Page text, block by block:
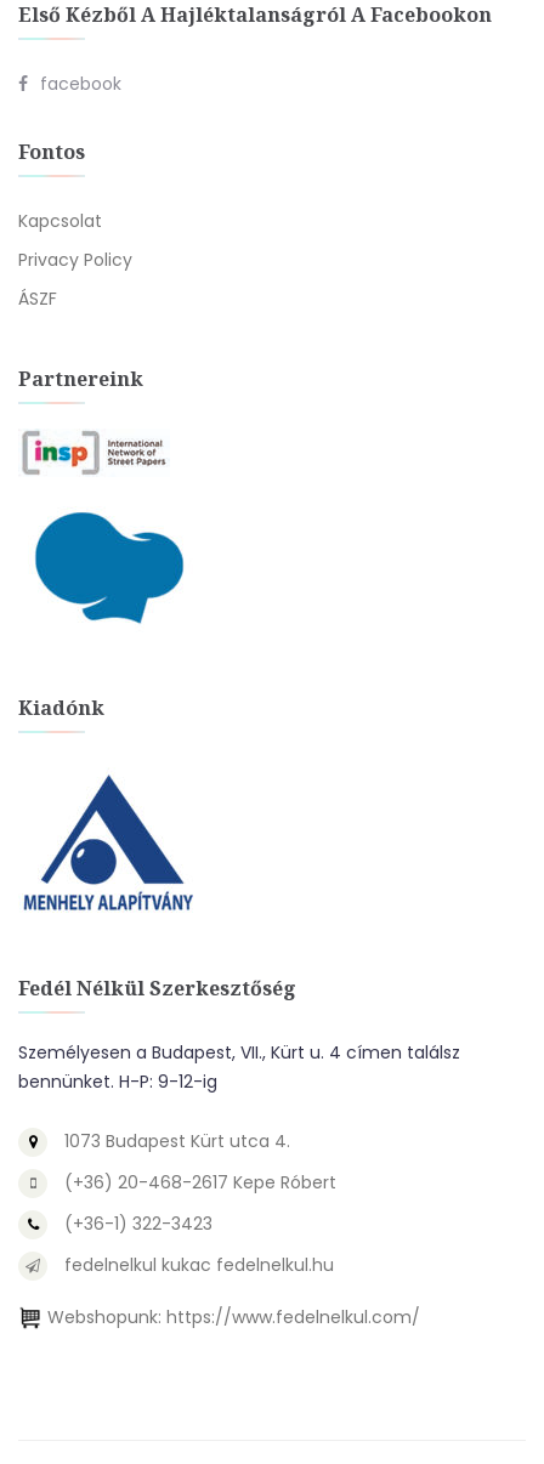
Első Kézből A Hajléktalanságról A Facebookon
facebook
Fontos
Kapcsolat
Privacy Policy
ÁSZF
Partnereink
Kiadónk
Fedél Nélkül Szerkesztőség
Személyesen a Budapest, VII., Kürt u. 4 címen találsz
bennünket. H-P: 9-12-ig
1073 Budapest Kürt utca 4.
(+36) 20-468-2617 Kepe Róbert
(+36-1) 322-3423
fedelnelkul kukac fedelnelkul.hu
Webshopunk: https://www.fedelnelkul.com/